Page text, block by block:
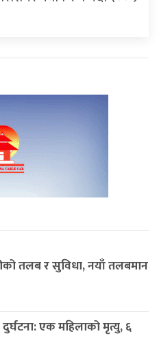
तलब र सुविधा, नयाँ तलबमान
एक महिलाको मृत्यु, ६